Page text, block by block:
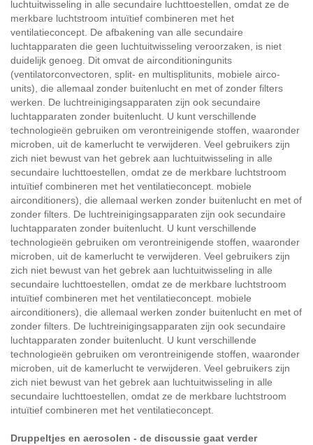
luchtuitwisseling in alle secundaire luchttoestellen, omdat ze de
merkbare luchtstroom intuïtief combineren met het
ventilatieconcept. De afbakening van alle secundaire
luchtapparaten die geen luchtuitwisseling veroorzaken, is niet
duidelijk genoeg. Dit omvat de airconditioningunits
(ventilatorconvectoren, split- en multisplitunits, mobiele airco-
units), die allemaal zonder buitenlucht en met of zonder filters
werken. De luchtreinigingsapparaten zijn ook secundaire
luchtapparaten zonder buitenlucht. U kunt verschillende
technologieën gebruiken om verontreinigende stoffen, waaronder
microben, uit de kamerlucht te verwijderen. Veel gebruikers zijn
zich niet bewust van het gebrek aan luchtuitwisseling in alle
secundaire luchttoestellen, omdat ze de merkbare luchtstroom
intuïtief combineren met het ventilatieconcept. mobiele
airconditioners), die allemaal werken zonder buitenlucht en met of
zonder filters. De luchtreinigingsapparaten zijn ook secundaire
luchtapparaten zonder buitenlucht. U kunt verschillende
technologieën gebruiken om verontreinigende stoffen, waaronder
microben, uit de kamerlucht te verwijderen. Veel gebruikers zijn
zich niet bewust van het gebrek aan luchtuitwisseling in alle
secundaire luchttoestellen, omdat ze de merkbare luchtstroom
intuïtief combineren met het ventilatieconcept. mobiele
airconditioners), die allemaal werken zonder buitenlucht en met of
zonder filters. De luchtreinigingsapparaten zijn ook secundaire
luchtapparaten zonder buitenlucht. U kunt verschillende
technologieën gebruiken om verontreinigende stoffen, waaronder
microben, uit de kamerlucht te verwijderen. Veel gebruikers zijn
zich niet bewust van het gebrek aan luchtuitwisseling in alle
secundaire luchttoestellen, omdat ze de merkbare luchtstroom
intuïtief combineren met het ventilatieconcept.
Druppeltjes en aerosolen - de discussie gaat verder